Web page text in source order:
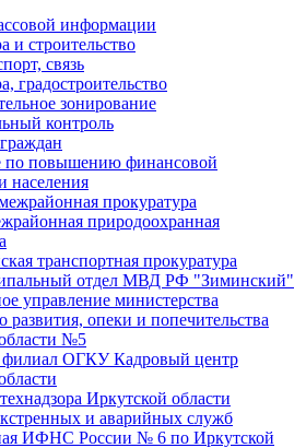
информации
и строительство
связь
градостроительство
зонирование
контроль
по повышению финансовой
населения
прокуратура
природоохранная
транспортная прокуратура
отдел МВД РФ "Зиминский"
управление министерства
развития, опеки и попечительства
№5
ОГКУ Кадровый центр
Иркутской области
и аварийных служб
ИФНС России № 6 по Иркутской